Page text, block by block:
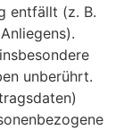
entfällt (z. B.
unberührt.